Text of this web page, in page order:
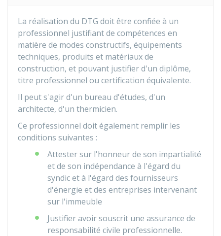
La réalisation du DTG doit être confiée à un
professionnel justifiant de compétences en
matière de modes constructifs, équipements
techniques, produits et matériaux de
construction, et pouvant justifier d'un diplôme,
titre professionnel ou certification équivalente.
Il peut s'agir d'un bureau d'études, d'un
architecte, d'un thermicien.
Ce professionnel doit également remplir les
conditions suivantes :
Attester sur l'honneur de son impartialité
et de son indépendance à l'égard du
syndic et à l'égard des fournisseurs
d'énergie et des entreprises intervenant
sur l'immeuble
Justifier avoir souscrit une assurance de
responsabilité civile professionnelle.